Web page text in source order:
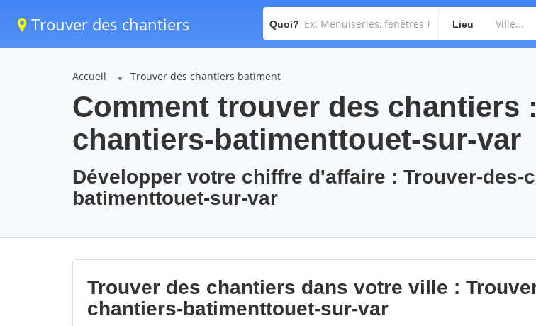
Trouver des chantiers Quoi? Lieu
Accueil Trouver des chantiers batiment
Comment trouver des chantiers
chantiers-batimenttouet-sur-var
Développer votre chiffre d'affaire : Trouver-des-
batimenttouet-sur-var
Trouver des chantiers dans votre ville :
chantiers-batimenttouet-sur-var